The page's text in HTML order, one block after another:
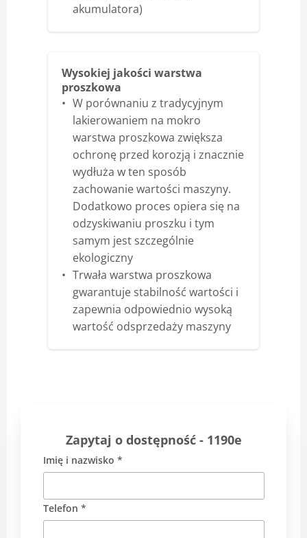
akumulatora)
Wysokiej jakości warstwa
proszkowa
W porównaniu z tradycyjnym
lakierowaniem na mokro
warstwa proszkowa zwiększa
ochronę przed korozją i znacznie
wydłuża w ten sposób
zachowanie wartości maszyny.
Dodatkowo proces opiera się na
odzyskiwaniu proszku i tym
samym jest szczególnie
ekologiczny
Trwała warstwa proszkowa
gwarantuje stabilność wartości i
zapewnia odpowiednio wysoką
wartość odsprzedaży maszyny
Zapytaj o dostępność - 1190e
Imię i nazwisko *
Telefon *